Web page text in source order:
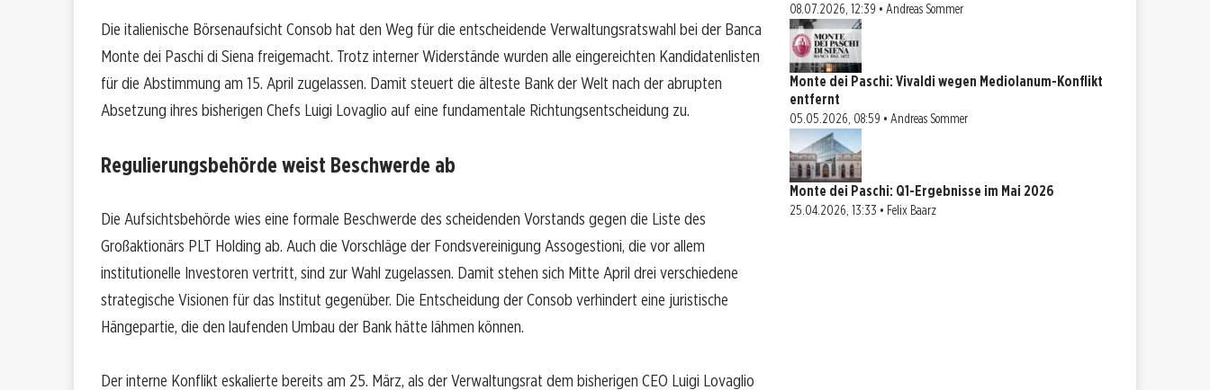
Die italienische Börsenaufsicht Consob hat den Weg für die entscheidende Verwaltungsratswahl bei der Banca
Monte dei Paschi di Siena freigemacht. Trotz interner Widerstände wurden alle eingereichten Kandidatenlisten
für die Abstimmung am 15. April zugelassen. Damit steuert die älteste Bank der Welt nach der abrupten
Absetzung ihres bisherigen Chefs Luigi Lovaglio auf eine fundamentale Richtungsentscheidung zu.
Regulierungsbehörde weist Beschwerde ab
Die Aufsichtsbehörde wies eine formale Beschwerde des scheidenden Vorstands gegen die Liste des
Großaktionärs PLT Holding ab. Auch die Vorschläge der Fondsvereinigung Assogestioni, die vor allem
institutionelle Investoren vertritt, sind zur Wahl zugelassen. Damit stehen sich Mitte April drei verschiedene
strategische Visionen für das Institut gegenüber. Die Entscheidung der Consob verhindert eine juristische
Hängepartie, die den laufenden Umbau der Bank hätte lähmen können.
Der interne Konflikt eskalierte bereits am 25. März, als der Verwaltungsrat dem bisherigen CEO Luigi Lovaglio
08.07.2026, 12:39 • Andreas Sommer
Monte dei Paschi: Vivaldi wegen Mediolanum-Konflikt
entfernt
05.05.2026, 08:59 • Andreas Sommer
Monte dei Paschi: Q1-Ergebnisse im Mai 2026
25.04.2026, 13:33 • Felix Baarz